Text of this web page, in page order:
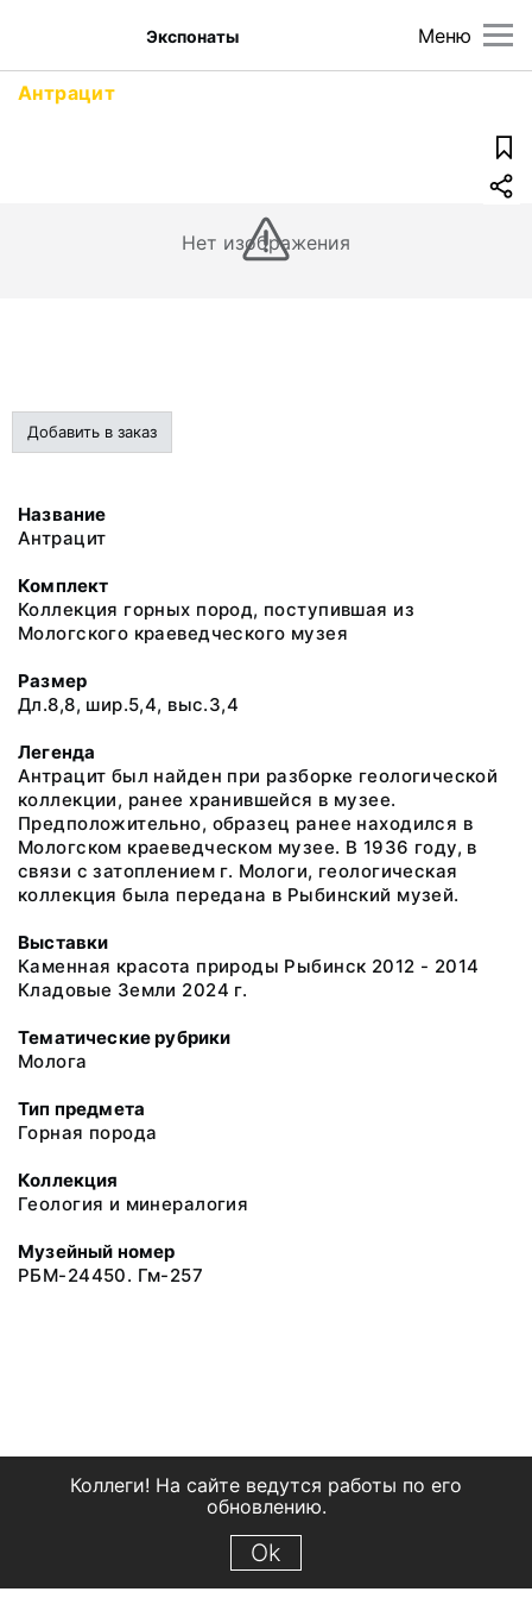
Меню
Экспонаты
Антрацит
Нет изображения
Добавить в заказ
Название
Антрацит
Комплект
Коллекция горных пород, поступившая из
Мологского краеведческого музея
Размер
Дл.8,8, шир.5,4, выс.3,4
Легенда
Антрацит был найден при разборке геологической
коллекции, ранее хранившейся в музее.
Предположительно, образец ранее находился в
Мологском краеведческом музее. В 1936 году, в
связи с затоплением г. Мологи, геологическая
коллекция была передана в Рыбинский музей.
Выставки
Каменная красота природы Рыбинск 2012 - 2014
Кладовые Земли 2024 г.
Тематические рубрики
Молога
Тип предмета
Горная порода
Коллекция
Геология и минералогия
Музейный номер
РБМ-24450. Гм-257
Коллеги! На сайте ведутся работы по его
обновлению.
Ok